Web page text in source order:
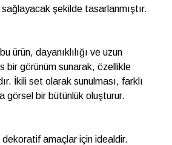
şekilde tasarlanmıştır.
ürün, dayanıklılığı ve uzun
bir görünüm sunarak, özellikle
İkili set olarak sunulması, farklı
görsel bir bütünlük oluşturur.
amaçlar için idealdir.